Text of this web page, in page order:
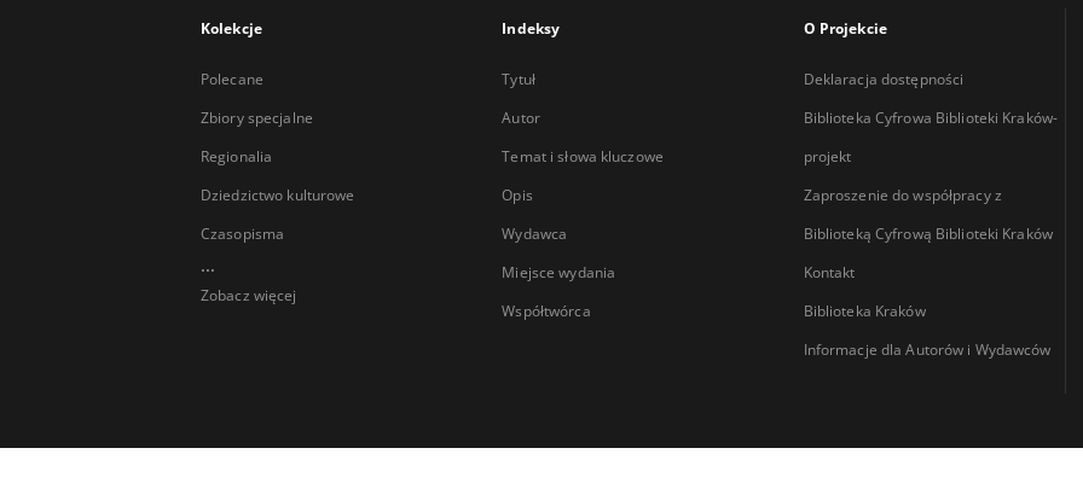
Kolekcje
Polecane
Zbiory specjalne
Regionalia
Dziedzictwo kulturowe
Czasopisma
...
Zobacz więcej
Indeksy
Tytuł
Autor
Temat i słowa kluczowe
Opis
Wydawca
Miejsce wydania
Współtwórca
O Projekcie
Deklaracja dostępności
Biblioteka Cyfrowa Biblioteki Kraków-
projekt
Zaproszenie do współpracy z
Biblioteką Cyfrową Biblioteki Kraków
Kontakt
Biblioteka Kraków
Informacje dla Autorów i Wydawców